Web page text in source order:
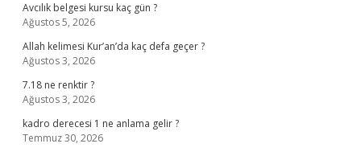
Avcılık belgesi kursu kaç gün ?
Ağustos 5, 2026
Allah kelimesi Kur’an’da kaç defa geçer ?
Ağustos 3, 2026
7.18 ne renktir ?
Ağustos 3, 2026
kadro derecesi 1 ne anlama gelir ?
Temmuz 30, 2026